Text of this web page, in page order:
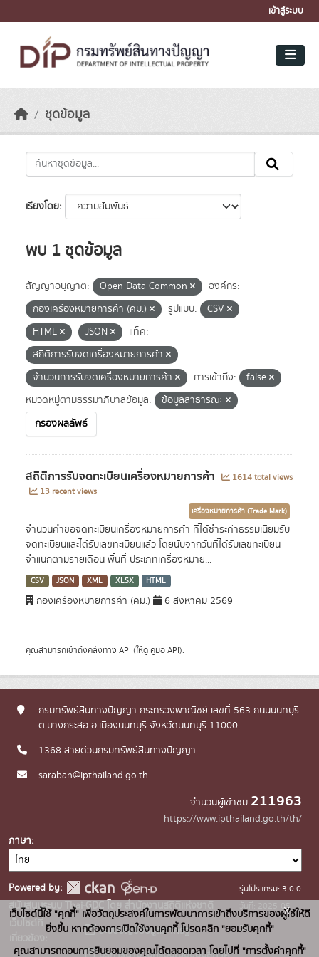
เข้าสู่ระบบ
ชุดข้อมูล
เรียงโดย
พบ 1 ชุดข้อมูล
สัญญาอนุญาต: Open Data Common
องค์กร:
กองเครื่องหมายการค้า (คม.)
รูปแบบ:
CSV
HTML
JSON
แท็ค:
สถิติการรับจดเครื่องหมายการค้า
จำนวนการรับจดเครื่องหมายการค้า
การเข้าถึง:
false
หมวดหมู่ตามธรรมาภิบาลข้อมูล:
ข้อมูลสาธารณะ
กรองผลลัพธ์
สถิติการรับจดทะเบียนเครื่องหมายการค้า
1614 total views
13 recent views
เครื่องหมายการค้า (Trade Mark)
จำนวนคำขอจดทะเบียนเครื่องหมายการค้า ที่ได้ชำระค่าธรรมเนียมรับ
จดทะเบียนและได้รับเลขทะเบียนแล้ว โดยนับจากวันที่ได้รับเลขทะเบียน
จำแนกตามรายเดือน พื้นที่ ประเภทเครื่องหมาย...
CSV JSON XML XLSX HTML
กองเครื่องหมายการค้า (คม.) 6 สิงหาคม 2569
คุณสามารถเข้าถึงคลังทาง API (ให้ดู คู่มือ API).
กรมทรัพย์สินทางปัญญา กระทรวงพาณิชย์ เลขที่ 563 ถนนนนทบุรี
ต.บางกระสอ อ.เมืองนนทบุรี จังหวัดนนทบุรี 11000
1368 สายด่วนกรมทรัพย์สินทางปัญญา
saraban@ipthailand.go.th
จำนวนผู้เข้าชม 211963
https://www.ipthailand.go.th/th/
ภาษา
Powered by:
สนับสนุนระบบ Thai-GDC โดย สำนักงานสถิติแห่งชาติ
ระบบบัญชีข้อมูลภาครัฐ
รุ่นโปรแกรม: 3.0.0
วันที่: 2025-05-
30
เว็บไซต์นี้ใช้ "คุกกี้" เพื่อวัตถุประสงค์ในการพัฒนาการเข้าถึงบริการของผู้ใช้ให้ดี
ยิ่งขึ้น หากต้องการเปิดใช้งานคุกกี้ โปรดคลิก "ยอมรับคุกกี้"
คุณสามารถถอนการยินยอมของคุณได้ตลอดเวลา โดยไปที่ "การตั้งค่าคุกกี้"
x